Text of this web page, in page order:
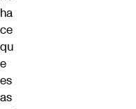
ha
ce
qu
e
es
as